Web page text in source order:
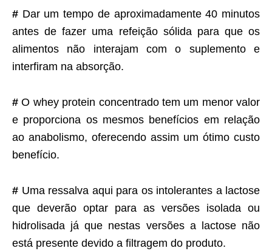
# Dar um tempo de aproximadamente 40 minutos
antes de fazer uma refeição sólida para que os
alimentos não interajam com o suplemento e
interfiram na absorção.
# O whey protein concentrado tem um menor valor
e proporciona os mesmos benefícios em relação
ao anabolismo, oferecendo assim um ótimo custo
benefício.
# Uma ressalva aqui para os intolerantes a lactose
que deverão optar para as versões isolada ou
hidrolisada já que nestas versões a lactose não
está presente devido a filtragem do produto.